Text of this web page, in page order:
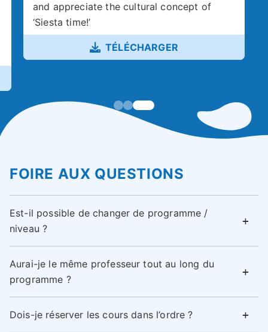
and appreciate the cultural concept of
‘Siesta time!’
TÉLÉCHARGER
FOIRE AUX QUESTIONS
Est-il possible de changer de programme /
niveau ?
Aurai-je le même professeur tout au long du
programme ?
Dois-je réserver les cours dans l’ordre ?